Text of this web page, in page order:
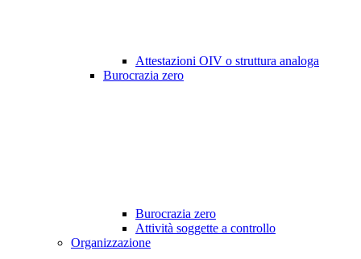
Attestazioni OIV o struttura analoga
Burocrazia zero
Burocrazia zero
Attività soggette a controllo
Organizzazione